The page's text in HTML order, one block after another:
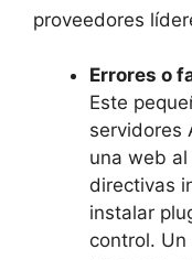
proveedores
Errores o
Este
servidores
una web
directivas
instalar
control.